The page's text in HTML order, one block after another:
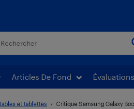
Articles De Fond Évaluations
et tablettes Critique Samsung Galaxy